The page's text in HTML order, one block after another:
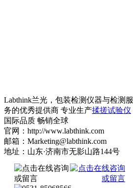
Labthink兰光，包装检测仪器与检测服
务的优秀提供商 专业生产揉搓试验仪
国际品质 畅销全球
官网：http://www.labthink.com
邮箱：Marketing@labthink.com
地址：山东·济南市无影山路144号